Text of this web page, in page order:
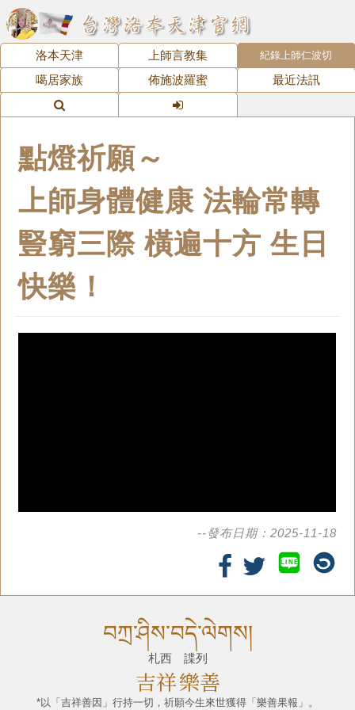
洛本天津 上師言教集 紀錄上師仁波切
噶居家族 佈施波羅蜜 最近法訊
點燈祈願～
上師身體健康 法輪常轉
豎窮三際 橫遍十方 生日
快樂！
--發布日期：2025-11-18
LINE
བཀྲ་ཤིས་བདེ་ལེགས།
札西 諜列
吉祥樂善
*以「吉祥善因」行持一切，祈願今生來世獲得「樂善果報」。